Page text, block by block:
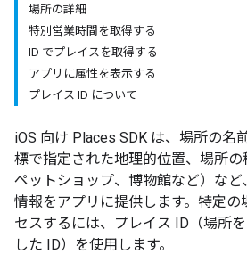
場所の詳細
特別営業時間を取得する
ID でプレイスを取得する
アプリに属性を表示する
プレイス ID について
iOS 向け Places SDK は、場所の名
標で指定された地理的位置、場所の
ペットショップ、博物館など）な
情報をアプリに提供します。特定の
セスするには、プレイス ID（場所
した ID）を使用します。